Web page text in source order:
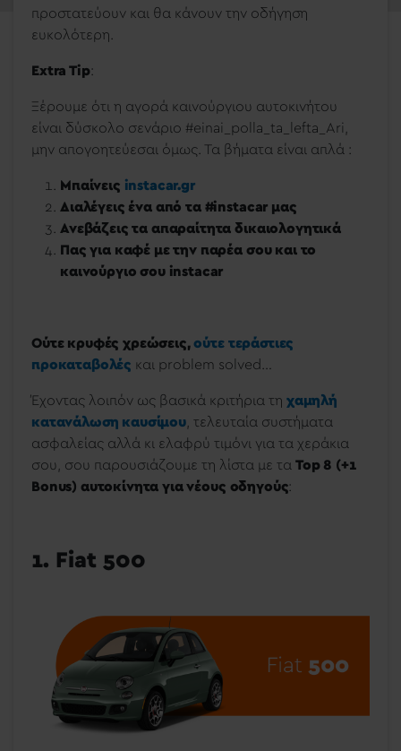
προστατεύουν και θα κάνουν την οδήγηση
ευκολότερη.
Extra Tip:
Ξέρουμε ότι η αγορά καινούργιου αυτοκινήτου
είναι δύσκολο σενάριο #einai_polla_ta_lefta_Ari,
μην απογοητεύεσαι όμως. Τα βήματα είναι απλά :
Μπαίνεις instacar.gr
Διαλέγεις ένα από τα #instacar μας
Ανεβάζεις τα απαραίτητα δικαιολογητικά
Πας για καφέ με την παρέα σου και το
καινούργιο σου instacar
Ούτε κρυφές χρεώσεις,ούτε τεράστιες
προκαταβολές και problem solved…
Έχοντας λοιπόν ως βασικά κριτήρια τη χαμηλή
κατανάλωση καυσίμου, τελευταία συστήματα
ασφαλείας αλλά κι ελαφρύ τιμόνι για τα χεράκια
σου, σου παρουσιάζουμε τη λίστα με τα Top 8 (+1
Bonus) αυτοκίνητα για νέους οδηγούς:
1. Fiat 500